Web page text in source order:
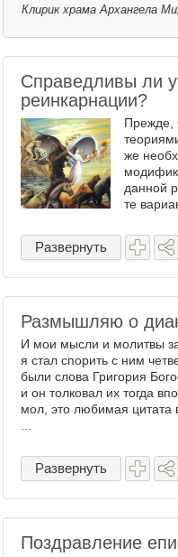
Клирик храма Архангела
Справедливы ли
реинкарнации?
Прежде,
же
данной
те
Развернуть
Размышляю о
И мои мысли и молитвы за
я стал спорить с ним
были слова Григория
и он толковал их тогда
мол, это любимая
...
Развернуть
Поздравление